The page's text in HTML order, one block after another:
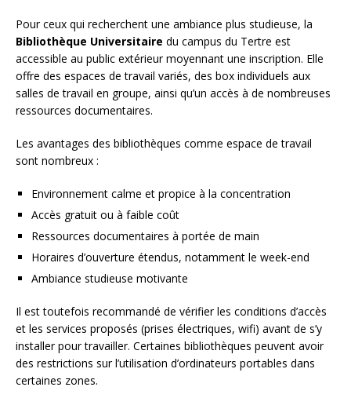
Pour ceux qui recherchent une ambiance plus studieuse, la
Bibliothèque Universitaire du campus du Tertre est
accessible au public extérieur moyennant une inscription. Elle
offre des espaces de travail variés, des box individuels aux
salles de travail en groupe, ainsi qu’un accès à de nombreuses
ressources documentaires.
Les avantages des bibliothèques comme espace de travail
sont nombreux :
Environnement calme et propice à la concentration
Accès gratuit ou à faible coût
Ressources documentaires à portée de main
Horaires d’ouverture étendus, notamment le week-end
Ambiance studieuse motivante
Il est toutefois recommandé de vérifier les conditions d’accès
et les services proposés (prises électriques, wifi) avant de s’y
installer pour travailler. Certaines bibliothèques peuvent avoir
des restrictions sur l’utilisation d’ordinateurs portables dans
certaines zones.